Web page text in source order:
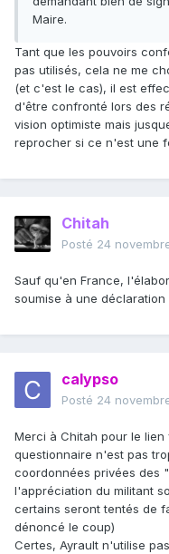
Maire.
Tant que les pouvoirs
pas utilisés, cela ne me
(et c'est le cas), il est
d'être confronté lors des
vision optimiste mais
reprocher si ce n'est une
Chitah
Posté 24
Sauf qu'en France,
soumise à une déclaration
calypso
Posté 24
Merci à Chitah pour le
questionnaire n'est pas
coordonnées privées des
l'appréciation du militant
certains seront tentés de
dénoncé le coup)
Certes, Ayrault n'utilise